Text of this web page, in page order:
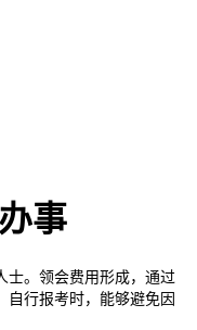
事
。领会费用形成，通过
自行报考时，能够避免因